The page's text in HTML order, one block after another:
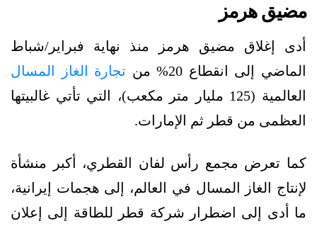
مضيق هرمز
أدى إغلاق مضيق هرمز منذ نهاية فبراير/شباط
الماضي إلى انقطاع 20% من
تجارة الغاز المسال
العالمية (125 مليار متر مكعب)، التي تأتي غالبيتها
العظمى من قطر ثم الإمارات.
كما تعرض مجمع رأس لفان القطري، أكبر منشأة
لإنتاج الغاز المسال في العالم، إلى هجمات إيرانية،
ما أدى إلى اضطرار شركة قطر للطاقة إلى إعلان